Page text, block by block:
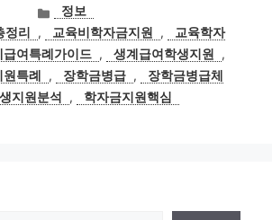
카
테
고
리
정보
정리 , 교육비학자금지원 ,
교육학자
급여특례가이드 , 생계급여학생지원
,
특례
, 장학금병급 ,
장학금병급체
지원분석 , 학자금지원핵심